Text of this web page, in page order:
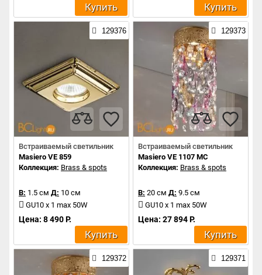
Купить Купить
129376
Встраиваемый светильник
Masiero VE 859
Коллекция: Brass & spots
В: 1.5 см Д: 10 см
GU10 x 1 max 50W
Цена: 8 490 Р.
Купить
129373
Встраиваемый светильник
Masiero VE 1107 MC
Коллекция: Brass & spots
В: 20 см Д: 9.5 см
GU10 x 1 max 50W
Цена: 27 894 Р.
Купить
129372 129371